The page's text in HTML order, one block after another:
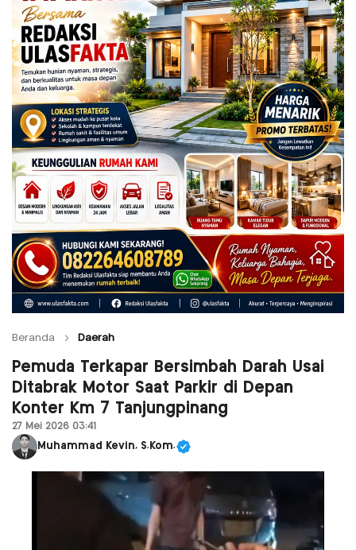
Beranda Daerah
Pemuda Terkapar Bersimbah Darah Usai
Ditabrak Motor Saat Parkir di Depan
Konter Km 7 Tanjungpinang
27 Mei 2026 03:41
Muhammad Kevin, S.Kom.